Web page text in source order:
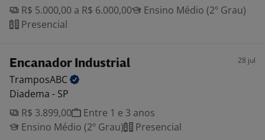
R$ 5.000,00 a R$ 6.000,00
Ensino Médio (2º Grau)
Presencial
Encanador Industrial 28 jul
TramposABC
Diadema - SP
R$ 3.899,00
Entre 1 e 3 anos
Ensino Médio (2º Grau)
Presencial